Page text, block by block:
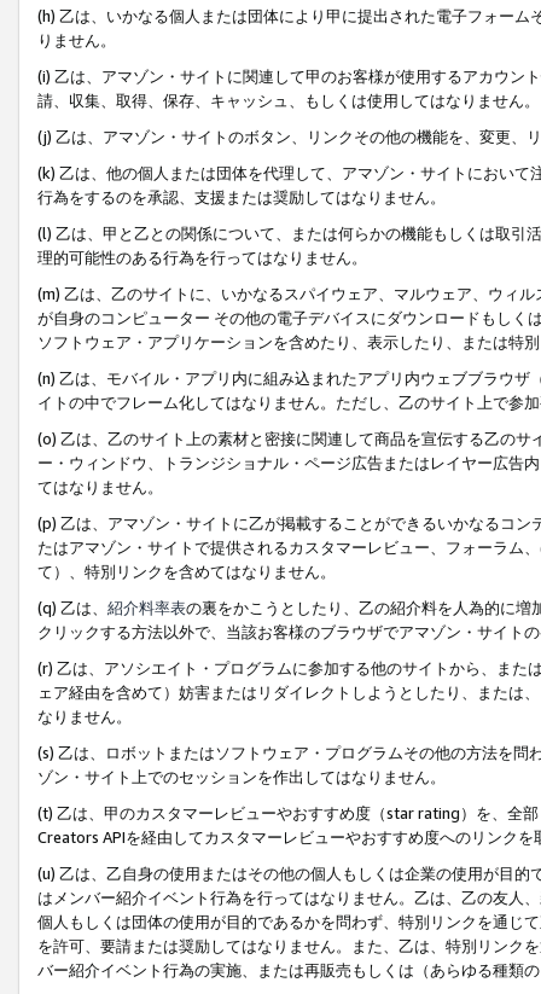
(h) 乙は、いかなる個人または団体により甲に提出された電子フォー
りません。
(i) 乙は、アマゾン・サイトに関連して甲のお客様が使用するアカウン
請、収集、取得、保存、キャッシュ、もしくは使用してはなりません。
(j) 乙は、アマゾン・サイトのボタン、リンクその他の機能を、変更、
(k) 乙は、他の個人または団体を代理して、アマゾン・サイトにおい
行為をするのを承認、支援または奨励してはなりません。
(l) 乙は、甲と乙との関係について、または何らかの機能もしくは取
理的可能性のある行為を行ってはなりません。
(m) 乙は、乙のサイトに、いかなるスパイウェア、マルウェア、ウィ
が自身のコンピューター その他の電子デバイスにダウンロードもし
ソフトウェア・アプリケーションを含めたり、表示したり、または特
(n) 乙は、モバイル・アプリ内に組み込まれたアプリ内ウェブブラウ
イトの中でフレーム化してはなりません。ただし、乙のサイト上で参
(o) 乙は、乙のサイト上の素材と密接に関連して商品を宣伝する乙の
ー・ウィンドウ、トランジショナル・ページ広告またはレイヤー広告
てはなりません。
(p) 乙は、アマゾン・サイトに乙が掲載することができるいかなるコ
たはアマゾン・サイトで提供されるカスタマーレビュー、フォーラム
て）、特別リンクを含めてはなりません。
(q) 乙は、 紹介料率表の裏をかこうとしたり、乙の紹介料を人為的に
クリックする方法以外で、当該お客様のブラウザでアマゾン・サイト
(r) 乙は、アソシエイト・プログラムに参加する他のサイトから、ま
ェア経由を含めて）妨害またはリダイレクトしようとしたり、または
なりません。
(s) 乙は、ロボットまたはソフトウェア・プログラムその他の方法を
ゾン・サイト上でのセッションを作出してはなりません。
(t) 乙は、甲のカスタマーレビューやおすすめ度（star rating）を、全
Creators APIを経由してカスタマーレビューやおすすめ度へのリンクを
(u) 乙は、乙自身の使用またはその他の個人もしくは企業の使用が目
はメンバー紹介イベント行為を行ってはなりません。乙は、乙の友人
個人もしくは団体の使用が目的であるかを問わず、特別リンクを通じ
を許可、要請または奨励してはなりません。また、乙は、特別リンク
バー紹介イベント行為の実施、または再販売もしくは（あらゆる種類